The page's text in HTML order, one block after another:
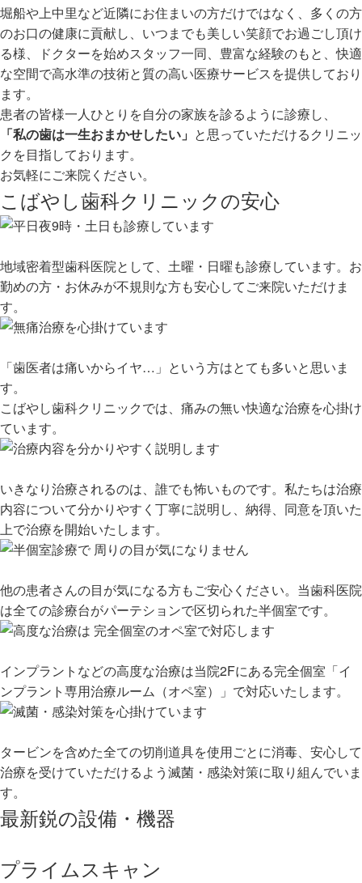
堀船や上中里など近隣にお住まいの方だけではなく、多くの方
のお口の健康に貢献し、いつまでも美しい笑顔でお過ごし頂け
る様、ドクターを始めスタッフ一同、豊富な経験のもと、快適
な空間で高水準の技術と質の高い医療サービスを提供しており
ます。
患者の皆様一人ひとりを自分の家族を診るように診療し、
「私の歯は一生おまかせしたい」 と思っていただけるクリニッ
クを目指しております。
お気軽にご来院ください。
こばやし歯科クリニックの安心
地域密着型歯科医院として、土曜・日曜も診療しています。お
勤めの方・お休みが不規則な方も安心してご来院いただけま
す。
「歯医者は痛いからイヤ…」という方はとても多いと思いま
す。
こばやし歯科クリニックでは、痛みの無い快適な治療を心掛け
ています。
いきなり治療されるのは、誰でも怖いものです。私たちは治療
内容について分かりやすく丁寧に説明し、納得、同意を頂いた
上で治療を開始いたします。
他の患者さんの目が気になる方もご安心ください。当歯科医院
は全ての診療台がパーテションで区切られた半個室です。
インプラントなどの高度な治療は当院2Fにある完全個室「イ
ンプラント専用治療ルーム（オペ室）」で対応いたします。
タービンを含めた全ての切削道具を使用ごとに消毒、安心して
治療を受けていただけるよう滅菌・感染対策に取り組んでいま
す。
最新鋭の設備・機器
プライムスキャン